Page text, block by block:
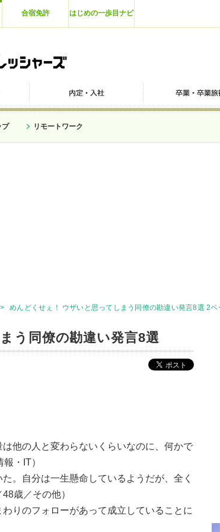
合宿免許 はじめの一歩目ナビ
プ リモートワーク
> めんどくせぇ！ ウザいと思ってしまう同僚の勘違い発言8選 2ペ
う同僚の勘違い発言8選
他の人と変わらないくらいなのに、何かで
・IT）
。自分は一生懸命しているようだが、全く
歳／その他）
りのフォローがあって成立していることに